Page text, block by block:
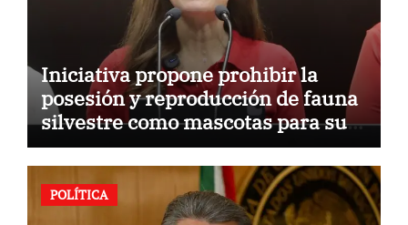
Iniciativa propone prohibir la
posesión y reproducción de fauna
silvestre como mascotas para su
comercialización
POLÍTICA